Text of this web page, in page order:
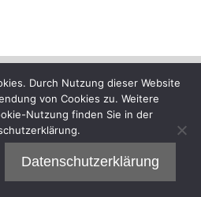
Durch Nutzung dieser Website
von Cookies zu. Weitere
Nutzung finden Sie in der
Datenschutzerklärung